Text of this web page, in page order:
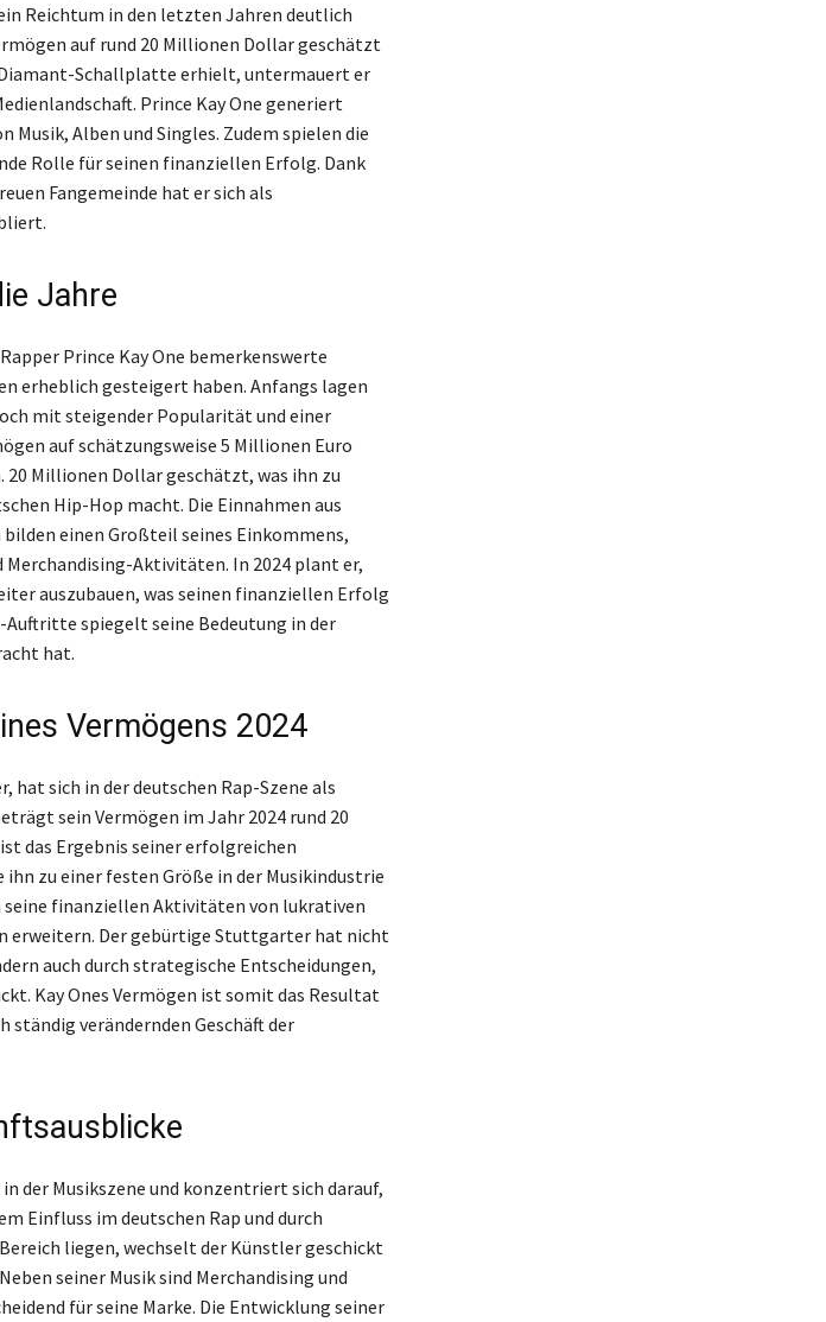
Reichtum in den letzten Jahren deutlich
auf rund 20 Millionen Dollar geschätzt
Diamant-Schallplatte erhielt, untermauert er
Prince Kay One generiert
Musik, Alben und Singles. Zudem spielen die
Rolle für seinen finanziellen Erfolg. Dank
Fangemeinde hat er sich als
Jahre
Prince Kay One bemerkenswerte
erheblich gesteigert haben. Anfangs lagen
mit steigender Popularität und einer
auf schätzungsweise 5 Millionen Euro
20 Millionen Dollar geschätzt, was ihn zu
Hip-Hop macht. Die Einnahmen aus
einen Großteil seines Einkommens,
Aktivitäten. In 2024 plant er,
auszubauen, was seinen finanziellen Erfolg
Auftritte spiegelt seine Bedeutung in der
hat.
Vermögens 2024
hat sich in der deutschen Rap-Szene als
sein Vermögen im Jahr 2024 rund 20
das Ergebnis seiner erfolgreichen
zu einer festen Größe in der Musikindustrie
finanziellen Aktivitäten von lukrativen
erweitern. Der gebürtige Stuttgarter hat nicht
auch durch strategische Entscheidungen,
Kay Ones Vermögen ist somit das Resultat
verändernden Geschäft der
der Musikszene und konzentriert sich darauf,
Einfluss im deutschen Rap und durch
liegen, wechselt der Künstler geschickt
seiner Musik sind Merchandising und
für seine Marke. Die Entwicklung seiner